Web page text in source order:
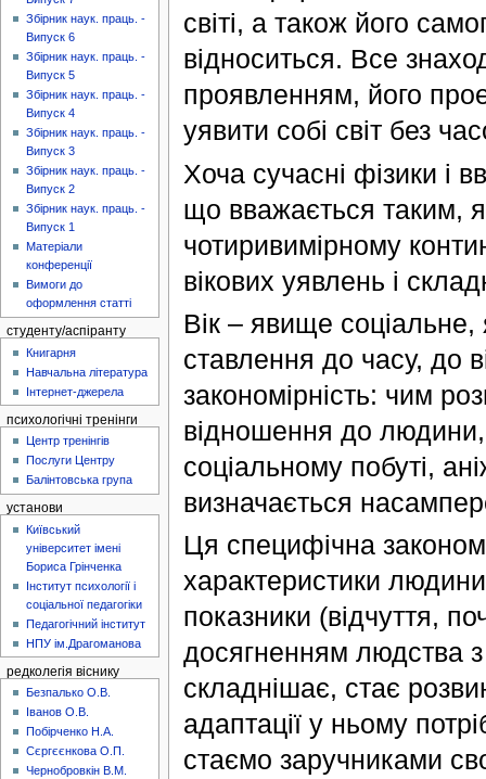
світі, а також його
відноситься. Все
проявленням, його
уявити собі світ без
Хоча сучасні фізики і
що вважається таким,
чотиривимірному
вікових уявлень і
Вік – явище соціальне,
ставлення до часу, до
закономірність: чим
відношення до людини,
соціальному побуті,
визначається
Ця специфічна
характеристики людини
показники (відчуття,
досягненням людства
складнішає, стає
адаптації у ньому
стаємо заручниками
Збірник наук. праць. -
Випуск 6
Збірник наук. праць. -
Випуск 5
Збірник наук. праць. -
Випуск 4
Збірник наук. праць. -
Випуск 3
Збірник наук. праць. -
Випуск 2
Збірник наук. праць. -
Випуск 1
Матеріали
конференції
Вимоги до
оформлення статті
студенту/аспіранту
Книгарня
Навчальна література
Інтернет-джерела
психологічні тренінги
Центр тренінгів
Послуги Центру
Балінтовська група
установи
Київський
університет імені
Бориса Грінченка
Інститут психології і
соціальної педагогіки
Педагогічний інститут
НПУ ім.Драгоманова
редколегія віснику
Безпалько О.В.
Іванов О.В.
Побірченко Н.А.
Сєргєєнкова О.П.
Чернобровкін В.М.